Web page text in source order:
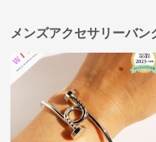
メンズアクセサリーバ